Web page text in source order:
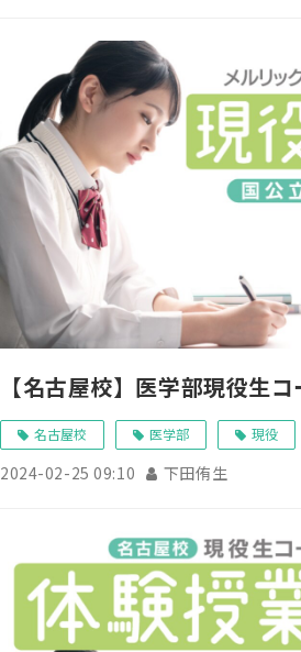
【名古屋校】医学部現役生
名古屋校 医学部 現役
2024-02-25 09:10 下田侑生